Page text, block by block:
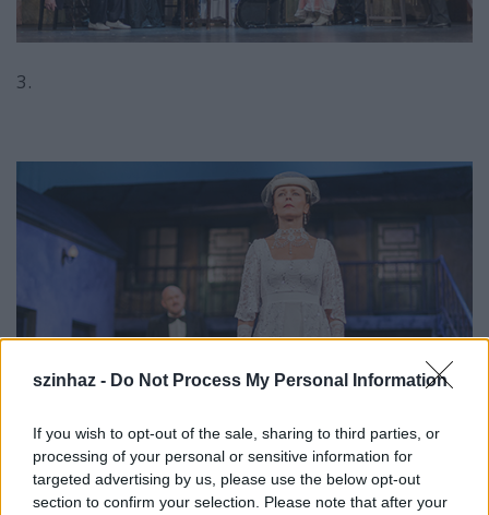
szinhaz - Do Not Process My Personal Information
If you wish to opt-out of the sale, sharing to third parties, or
processing of your personal or sensitive information for
targeted advertising by us, please use the below opt-out
section to confirm your selection. Please note that after your
3.